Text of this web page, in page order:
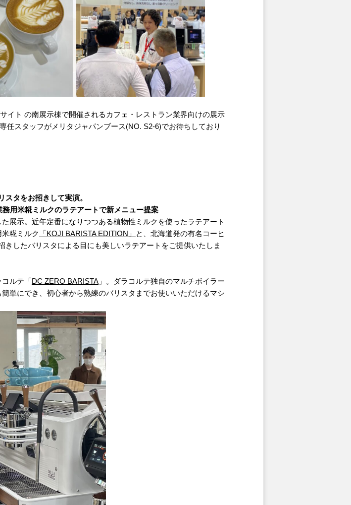
イト の南展示棟で開催されるカフェ・レストラン業界向けの展示
任スタッフがメリタジャパンブース(NO. S2-6)でお待ちしており
タをお招きして実演。
用米糀ミルクのラテアートで新メニュー提案
展示。近年定番になりつつある植物性ミルクを使ったラテアート
糀ミルク
「KOJI BARISTA EDITION」
と、北海道発の有名コーヒ
きしたバリスタによる目にも美しいラテアートをご提供いたしま
ルテ「DC ZERO BARISTA 」。ダラコルテ独自のマルチボイラー
単にでき、初心者から熟練のバリスタまでお使いいただけるマシ